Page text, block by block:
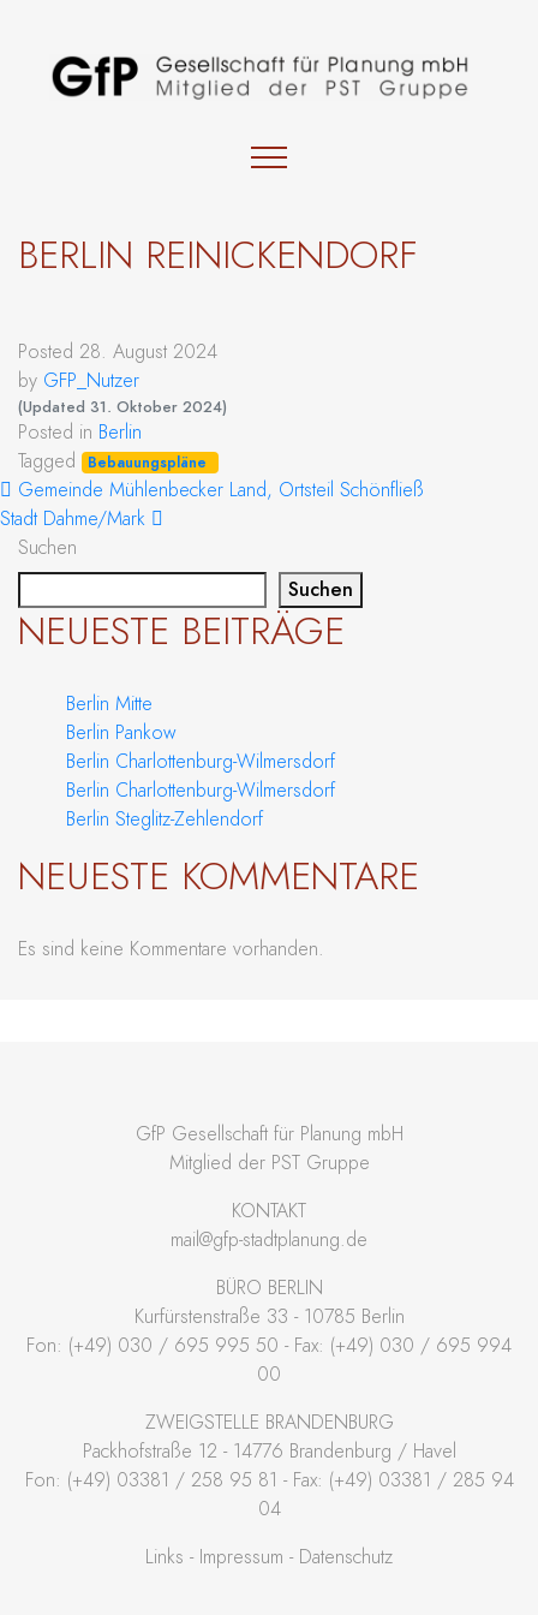
BERLIN REINICKENDORF
Posted 28. August 2024
by GFP_Nutzer
(Updated 31. Oktober 2024)
Posted in Berlin
Tagged
Bebauungspläne
BEITRAGS-NAVIGATION
Gemeinde Mühlenbecker Land, Ortsteil Schönfließ
Stadt Dahme/Mark
Suchen
Suchen
NEUESTE BEITRÄGE
Berlin Mitte
Berlin Pankow
Berlin Charlottenburg-Wilmersdorf
Berlin Charlottenburg-Wilmersdorf
Berlin Steglitz-Zehlendorf
NEUESTE KOMMENTARE
Es sind keine Kommentare vorhanden.
GfP Gesellschaft für Planung mbH
Mitglied der PST Gruppe
KONTAKT
mail@gfp-stadtplanung.de
BÜRO BERLIN
Kurfürstenstraße 33 - 10785 Berlin
Fon: (+49) 030 / 695 995 50 - Fax: (+49) 030 / 695 994
00
ZWEIGSTELLE BRANDENBURG
Packhofstraße 12 - 14776 Brandenburg / Havel
Fon: (+49) 03381 / 258 95 81 - Fax: (+49) 03381 / 285 94
04
Links
Impressum Datenschutz